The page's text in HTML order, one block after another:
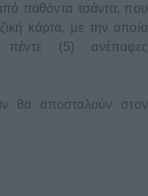
παθόντα τσάντα, που
κάρτα, με την οποία
πέντε (5) ανέπαφες
θα αποσταλούν στον